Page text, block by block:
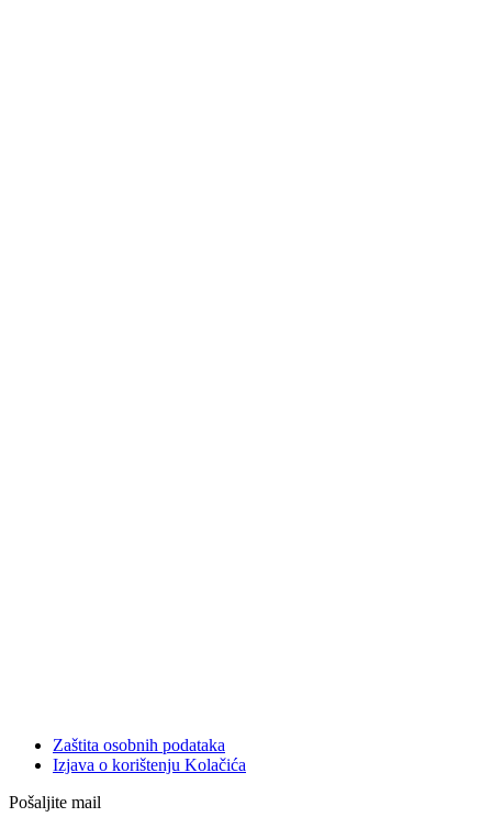
Zaštita osobnih podataka
Izjava o korištenju Kolačića
Pošaljite mail